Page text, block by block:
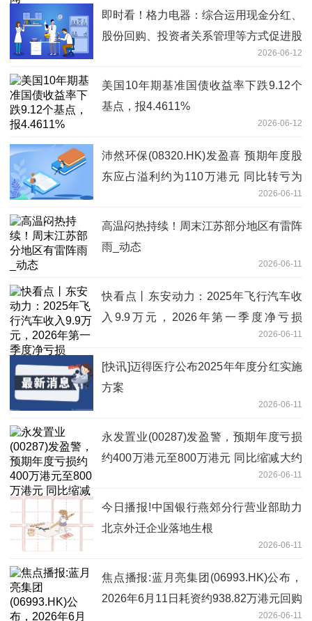
即时看！格力电器：综合运用现金分红、
股份回购、投资者关系管理等方式促进股
2026-06-12
美国10年期基准国债收益率下跌9.12个
基点，报4.4611%
2026-06-12
沛然环保(08320.HK)发盈喜 预期年度股
东应占溢利约为110万港元 同比转亏为
2026-06-11
高温闷热持续！周末江苏部分地区有雷阵
雨_动态
2026-06-11
快看点丨东安动力：2025年飞行汽车收
入9.9万元，2026年第一季度净亏损
2026-06-11
[快讯]迈得医疗公布2025年年度分红实施
方案
2026-06-11
永发置业(00287)发盈警，预期年度亏损
约400万港元至800万港元 同比缩减大约
2026-06-11
今日播报!中国银行燕郊分行营业部助力
北京外迁企业落地生根
2026-06-11
焦点播报:蓝月亮集团(06993.HK)公布，
2026年6月11日耗资约938.82万港元回购
2026-06-11